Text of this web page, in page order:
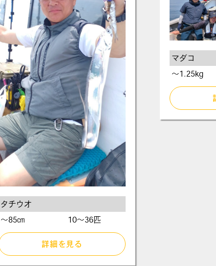
タチウオ
〜85㎝
10～36匹
詳細を見る
マダコ
〜1.25kg